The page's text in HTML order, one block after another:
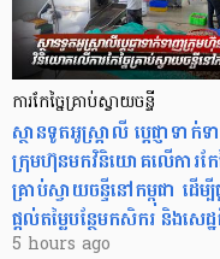
ការកែច្នៃគ្រាប់ស្វាយចន្ទី
ស្ថានទូតអូស្ត្រាលី ប្តេជ្ញាទាក់
ក្រុមហ៊ុនមក​វិនិយោគលើការកែ
គ្រាប់ស្វាយចន្ទីនៅកម្ពុជា ដើ
ផ្តល់តម្លៃបន្ថែមកសិករ និងសេដ្ឋ
5 hours ago